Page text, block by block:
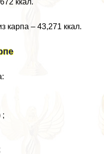
ккал.
карпа – 43,271 ккал.
;